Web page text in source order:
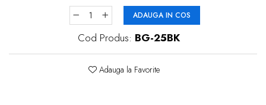
ADAUGA IN COS
Cod Produs: BG-25BK
Adauga la Favorite